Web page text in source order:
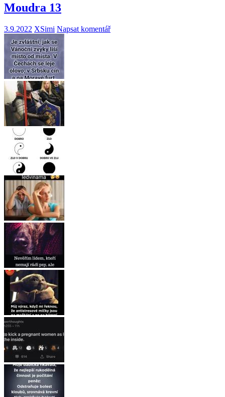
Moudra 13
3.9.2022 XSimi Napsat komentář